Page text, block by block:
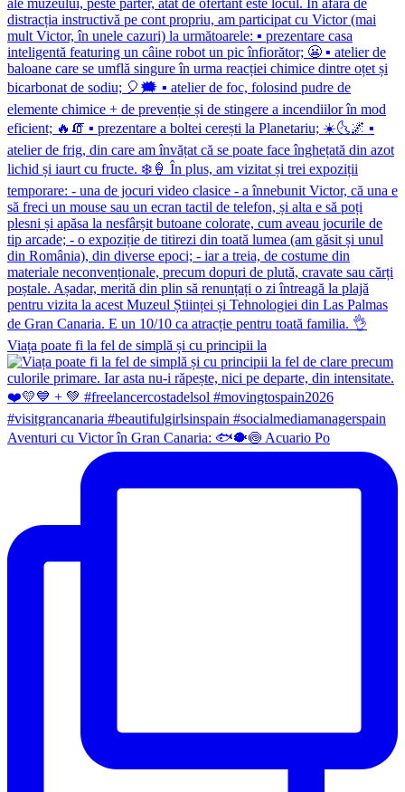
Viața poate fi la fel de simplă și cu principii la
Aventuri cu Victor în Gran Canaria: 🐟🐡🍥 Acuario Po